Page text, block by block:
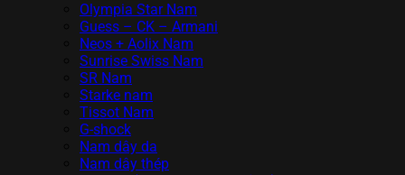
Olympia Star Nam
Guess – CK – Armani
Neos + Aolix Nam
Sunrise Swiss Nam
SR Nam
Starke nam
Tissot Nam
G-shock
Nam dây da
Nam dây thép